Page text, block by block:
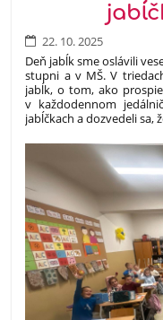
22. 10. 2025
Deň jabĺk sme oslávili
stupni a v MŠ. V
jabĺk, o tom, ako
v každodennom
jabĺčkach a dozvedeli sa,